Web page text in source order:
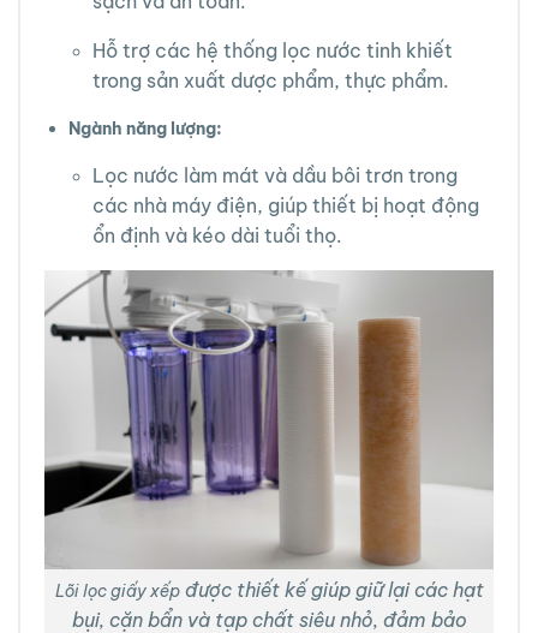
Hỗ trợ các hệ thống lọc nước tinh khiết
trong sản xuất dược phẩm, thực phẩm.
Ngành năng lượng:
Lọc nước làm mát và dầu bôi trơn trong
các nhà máy điện, giúp thiết bị hoạt động
ổn định và kéo dài tuổi thọ.
Lõi lọc giấy xếpđược thiết kế giúp giữ lại các hạt
bụi, cặn bẩn và tạp chất siêu nhỏ, đảm bảo